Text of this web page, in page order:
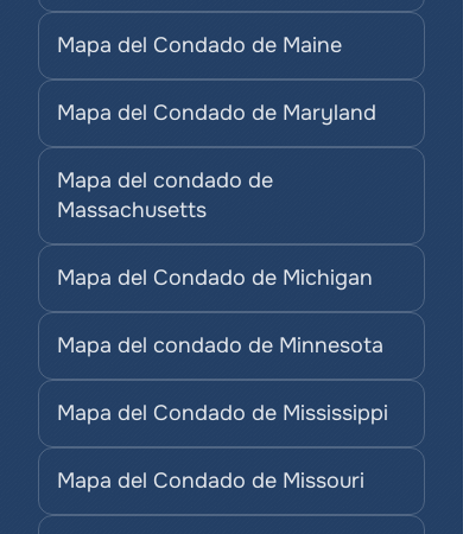
Mapa del Condado de Maine
Mapa del Condado de Maryland
Mapa del condado de
Massachusetts
Mapa del Condado de Michigan
Mapa del condado de Minnesota
Mapa del Condado de Mississippi
Mapa del Condado de Missouri